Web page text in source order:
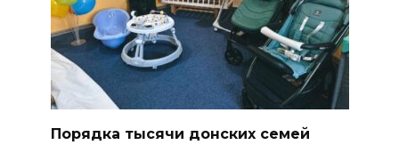
Порядка тысячи донских семей